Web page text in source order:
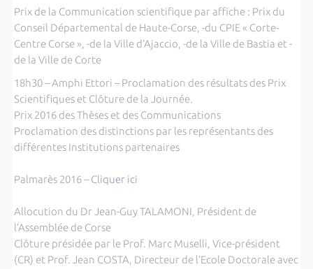
Prix de la Communication scientifique par affiche : Prix du
Conseil Départemental de Haute-Corse, -du CPIE « Corte-
Centre Corse », -de la Ville d’Ajaccio, -de la Ville de Bastia et -
de la Ville de Corte
18h30 – Amphi Ettori – Proclamation des résultats des Prix
Scientifiques et Clôture de la Journée.
Prix 2016 des Thèses et des Communications
Proclamation des distinctions par les représentants des
différentes Institutions partenaires
Palmarès 2016 –Cliquer ici
Allocution du Dr Jean-Guy TALAMONI, Président de
l’Assemblée de Corse
Clôture présidée par le Prof. Marc Muselli, Vice-président
(CR) et Prof. Jean COSTA, Directeur de l’Ecole Doctorale avec